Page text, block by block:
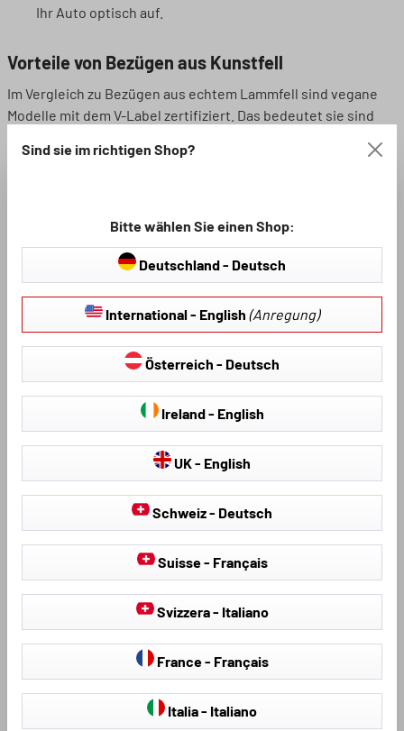
Ihr Auto optisch auf.
Vorteile von Bezügen aus Kunstfell
Im Vergleich zu Bezügen aus echtem Lammfell sind vegane
Modelle mit dem V-Label zertifiziert. Das bedeutet sie sind
Tierversuche am Endprodukt statt. Tierliebhaber sowie
veganen Felle in ganz unterschiedlichen Farben erhältlich – in
Pink für fancy Autofahrer, in Silber oder Beige für diejenigen,
die es gern klassisch mögen, und in Anthrazit für eine
besonders edle Erscheinung.
Die Eigenschaften unserer veganen
Schonbezüge im Überblick
Onlineshop verfügt über die folgenden Eigenschaften,
unabhängig von der Farbauswahl:
tauglich für PKW mit Seitenairbag,
einfache Montage dank Tunnelzug,
Slot zur Montage an den Kopfstützen,
im Lieferumfang enthalten sind 1 Vordersitzbezug sowie
1 Kopfstützenbezug,
hergestellt aus 100% Polyester und
kompatibel mit in Autositzen eingebauten
Hinweise zur Montage der Sitzbezüge im Auto
Sind sie im richtigen Shop?
Bitte wählen Sie einen Shop:
Deutschland - Deutsch
International - English (Anregung)
Österreich - Deutsch
Ireland - English
UK - English
Schweiz - Deutsch
Suisse - Français
Svizzera - Italiano
France - Français
Italia - Italiano